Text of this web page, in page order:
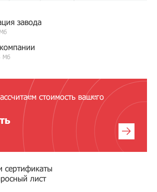
завода
Мб
стоимость вашего
сертификаты
лист